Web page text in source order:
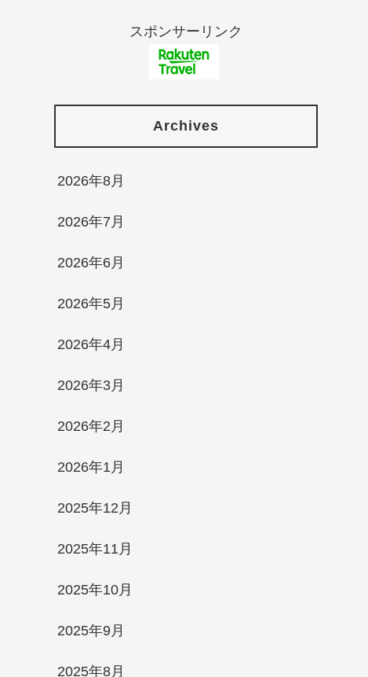
スポンサーリンク
Archives
2026年8月
2026年7月
2026年6月
2026年5月
2026年4月
2026年3月
2026年2月
2026年1月
2025年12月
2025年11月
2025年10月
2025年9月
2025年8月